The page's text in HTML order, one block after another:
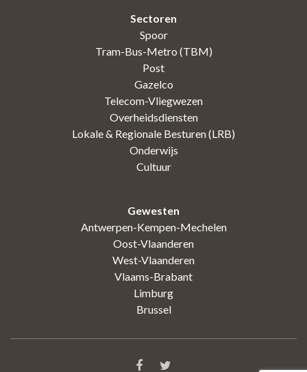
Sectoren
Spoor
Tram-Bus-Metro (TBM)
Post
Gazelco
Telecom-Vliegwezen
Overheidsdiensten
Lokale & Regionale Besturen (LRB)
Onderwijs
Cultuur
Gewesten
Antwerpen-Kempen-Mechelen
Oost-Vlaanderen
West-Vlaanderen
Vlaams-Brabant
Limburg
Brussel